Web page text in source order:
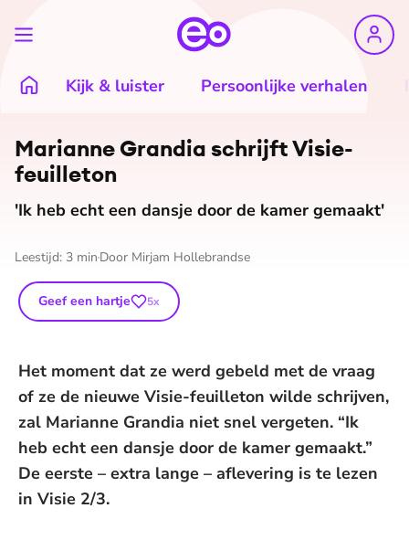
Kijk & luister Persoonlijke verhalen
Marianne Grandia schrijft Visie-
feuilleton
'Ik heb echt een dansje door de kamer gemaakt'
Leestijd: 3 min Door Mirjam Hollebrandse
Geef een hartje 5x
Het moment dat ze werd gebeld met de vraag
of ze de nieuwe Visie-feuilleton wilde schrijven,
zal Marianne Grandia niet snel vergeten. “Ik
heb echt een dansje door de kamer gemaakt.”
De eerste – extra lange – aflevering is te lezen
in Visie 2/3.